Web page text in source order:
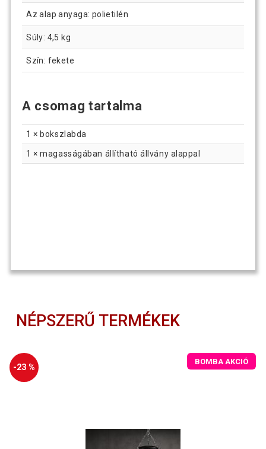
Az alap anyaga: polietilén
Súly: 4,5 kg
Szín: fekete
A csomag tartalma
1 × bokszlabda
1 × magasságában állítható állvány alappal
NÉPSZERŰ TERMÉKEK
-23 %
BOMBA AKCIÓ